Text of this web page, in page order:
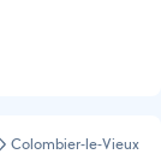
Colombier-le-Vieux